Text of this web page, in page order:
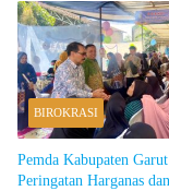
BIROKRASI
Pemda Kabupaten
Peringatan Harganas